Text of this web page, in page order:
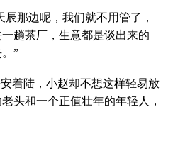
那边呢，我们就不用管了，
趟茶厂，生意都是谈出来的
”
着陆，小赵却不想这样轻易放
头和一个正值壮年的年轻人，